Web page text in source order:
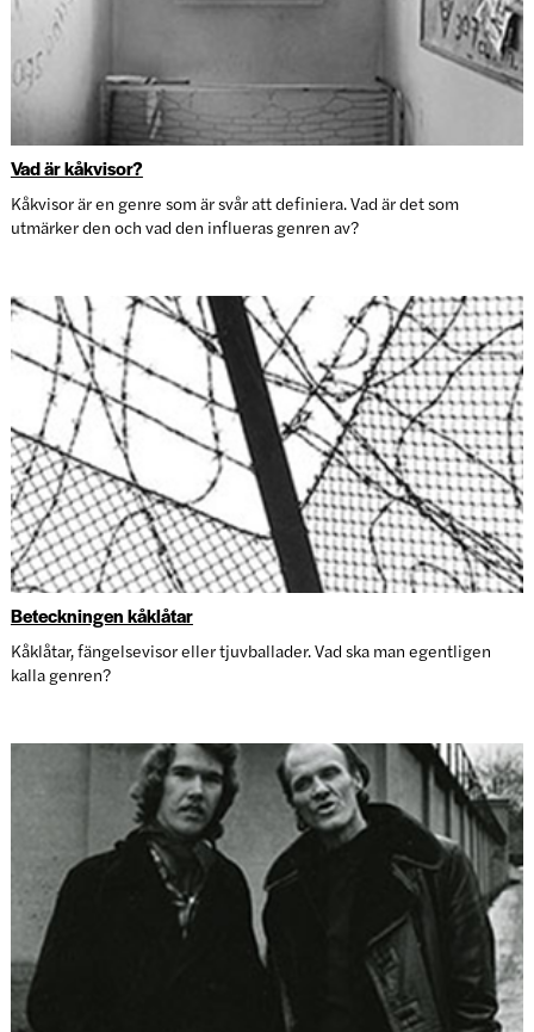
Vad är kåkvisor?
Kåkvisor är en genre som är svår att definiera. Vad är det som
utmärker den och vad den influeras genren av?
Beteckningen kåklåtar
Kåklåtar, fängelsevisor eller tjuvballader. Vad ska man egentligen
kalla genren?